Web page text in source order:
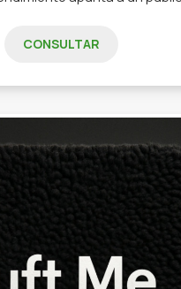
CONSULTAR